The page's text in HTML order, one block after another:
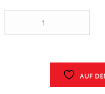
Querlenkerbuchse
AUF